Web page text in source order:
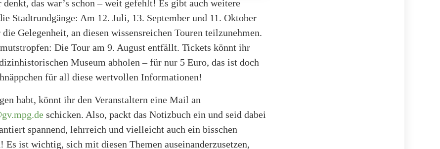
das war’s schon – weit gefehlt! Es gibt auch weitere
Stadtrundgänge: Am 12. Juli, 13. September und 11. Oktober
Gelegenheit, an diesen wissensreichen Touren teilzunehmen.
Die Tour am 9. August entfällt. Tickets könnt ihr
Museum abholen – für nur 5 Euro, das ist doch
für all diese wertvollen Informationen!
habt, könnt ihr den Veranstaltern eine Mail an
schicken. Also, packt das Notizbuch ein und seid dabei
spannend, lehrreich und vielleicht auch ein bisschen
Es ist wichtig, sich mit diesen Themen auseinanderzusetzen,